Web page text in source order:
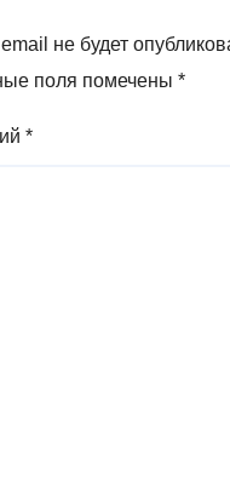
не будет
поля помечены *
*